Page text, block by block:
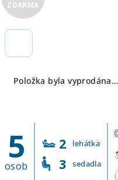
5
osob
2 lehátka
3 sedadla
Položka byla vyprodána…
D
M
ZDARMA